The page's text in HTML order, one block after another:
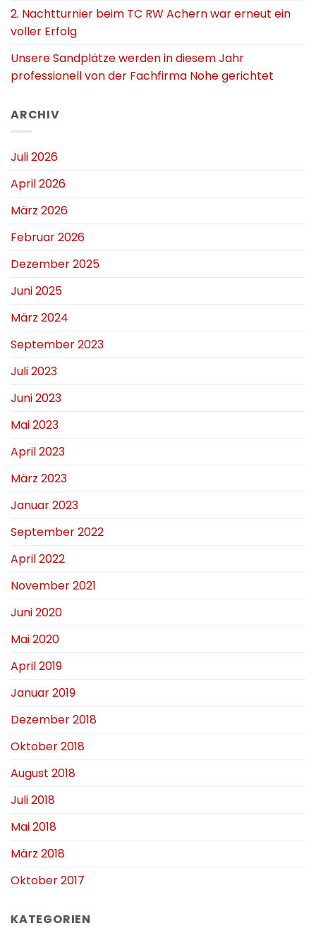
2. Nachtturnier beim TC RW Achern war erneut ein
voller Erfolg
Unsere Sandplätze werden in diesem Jahr
professionell von der Fachfirma Nohe gerichtet
ARCHIV
Juli 2026
April 2026
März 2026
Februar 2026
Dezember 2025
Juni 2025
März 2024
September 2023
Juli 2023
Juni 2023
Mai 2023
April 2023
März 2023
Januar 2023
September 2022
April 2022
November 2021
Juni 2020
Mai 2020
April 2019
Januar 2019
Dezember 2018
Oktober 2018
August 2018
Juli 2018
Mai 2018
März 2018
Oktober 2017
KATEGORIEN